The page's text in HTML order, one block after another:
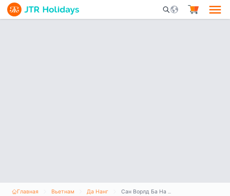
Mobile Search
Главная Вьетнам Да Нанг Сан Ворлд Ба На Хиллс с канатной дорогой и опытом шведского стола